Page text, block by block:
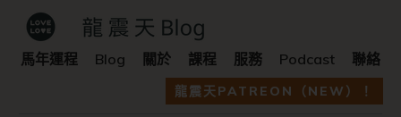
馬年運程 Blog 關於 課程 服務 Podcast 聯絡
龍震天PATREON（NEW）！